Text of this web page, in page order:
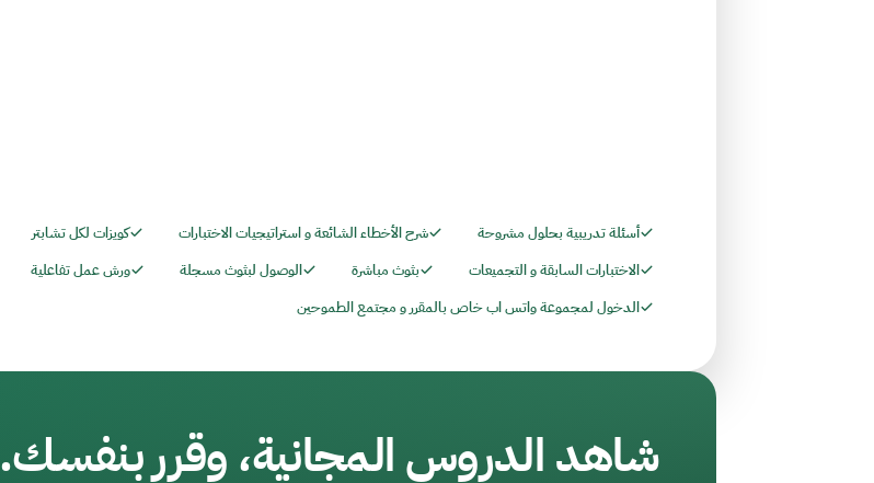
أسئلة تدريبية بحلول مشروحة شرح الأخطاء الشائعة و استراتيجيات الاختبارات
كويزات لكل تشابتر
الاختبارات السابقة و التجميعات
بثوث مباشرة الوصول لبثوث مسجلة
ورش عمل تفاعلية
الدخول لمجموعة واتس اب خاص بالمقرر و مجتمع الطموحين
شاهد الدروس المجانية، وقرر بنفسك.